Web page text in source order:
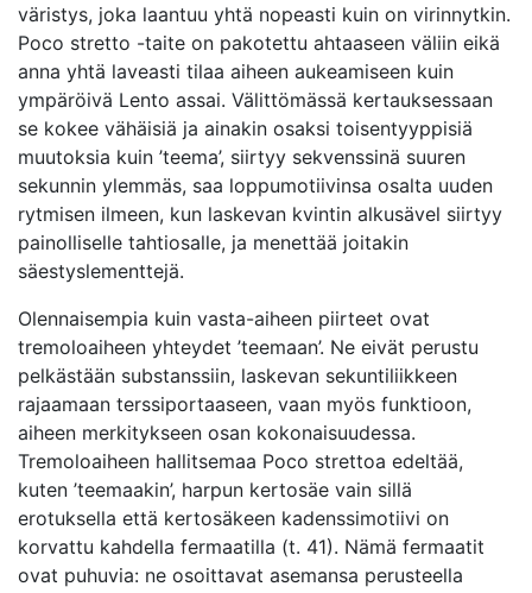
väristys, joka laantuu yhtä nopeasti kuin on virinnytkin.
Poco stretto -taite on pakotettu ahtaaseen väliin eikä
anna yhtä laveasti tilaa aiheen aukeamiseen kuin
ympäröivä Lento assai. Välittömässä kertauksessaan
se kokee vähäisiä ja ainakin osaksi toisentyyppisiä
muutoksia kuin ’teema’, siirtyy sekvenssinä suuren
sekunnin ylemmäs, saa loppumotiivinsa osalta uuden
rytmisen ilmeen, kun laskevan kvintin alkusävel siirtyy
painolliselle tahtiosalle, ja menettää joitakin
säestyslementtejä.
Olennaisempia kuin vasta-aiheen piirteet ovat
tremoloaiheen yhteydet ’teemaan’. Ne eivät perustu
pelkästään substanssiin, laskevan sekuntiliikkeen
rajaamaan terssiportaaseen, vaan myös funktioon,
aiheen merkitykseen osan kokonaisuudessa.
Tremoloaiheen hallitsemaa Poco strettoa edeltää,
kuten ’teemaakin’, harpun kertosäe vain sillä
erotuksella että kertosäkeen kadenssimotiivi on
korvattu kahdella fermaatilla (t. 41). Nämä fermaatit
ovat puhuvia: ne osoittavat asemansa perusteella